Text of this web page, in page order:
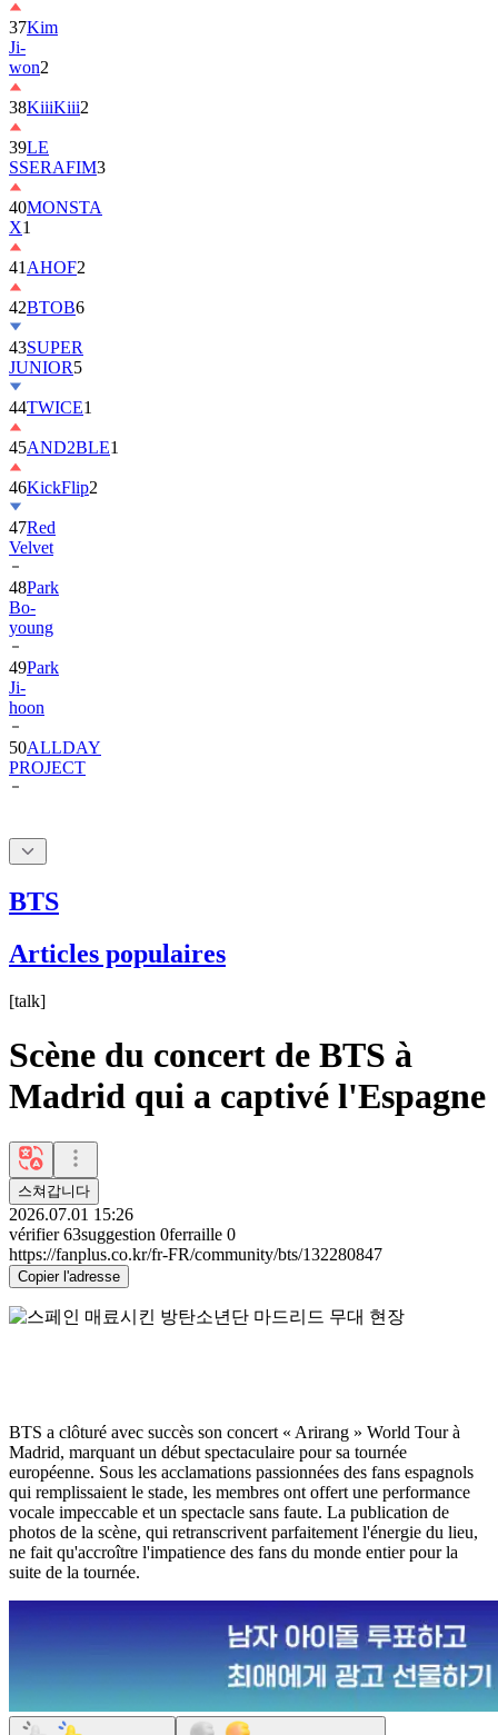
Ji-
won2
38KiiiKiii
39LE
SSERAFIM
40MONSTA
X
41AHOF
42 BTOB6
43SUPER
JUNIOR
44TWICE
45AND2BLE
46KickFlip2
47Red
Velvet
48Park
Bo-
young
49Park
Ji-
hoon
50ALLDAY
PROJECT
BTS
Articles populaires
[talk]
Scène du concert de BTS à
Madrid qui a captivé l'Espagne
스쳐갑니다
2026.07.01 15:26
vérifier 63suggestion 0ferraille 0
https://fanplus.co.kr/fr-FR/community/bts/132280847
Copier l'adresse
BTS a clôturé avec succès son concert « Arirang » World Tour à
Madrid, marquant un début spectaculaire pour sa tournée
européenne. Sous les acclamations passionnées des fans espagnols
qui remplissaient le stade, les membres ont offert une performance
vocale impeccable et un spectacle sans faute. La publication de
photos de la scène, qui retranscrivent parfaitement l'énergie du lieu,
ne fait qu'accroître l'impatience des fans du monde entier pour la
suite de la tournée.